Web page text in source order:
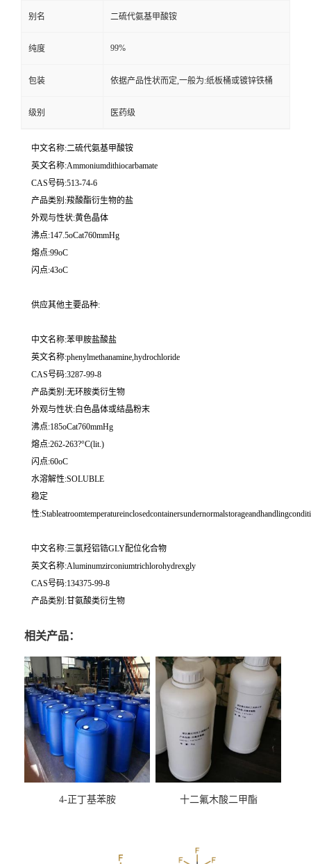
别名 二硫代氨基甲酸铵
纯度 99%
包装 依据产品性状而定,一般为:纸板桶或镀锌铁桶
级别 医药级
中文名称:二硫代氨基甲酸铵
英文名称:Ammoniumdithiocarbamate
CAS号码:513-74-6
产品类别:羧酸酯衍生物的盐
外观与性状:黄色晶体
沸点:147.5oCat760mmHg
熔点:99oC
闪点:43oC
供应其他主要品种:
中文名称:苯甲胺盐酸盐
英文名称:phenylmethanamine,hydrochloride
CAS号码:3287-99-8
产品类别:无环胺类衍生物
外观与性状:白色晶体或结晶粉末
沸点:185oCat760mmHg
熔点:262-263?°C(lit.)
闪点:60oC
水溶解性:SOLUBLE
稳定
性
中文名称:三氯羟铝锆GLY配位化合物
英文名称:Aluminumzirconiumtrichlorohydrexgly
CAS号码:134375-99-8
产品类别:甘氨酸类衍生物
相关产品：
4-正丁基苯胺 十二氟木酸二甲酯